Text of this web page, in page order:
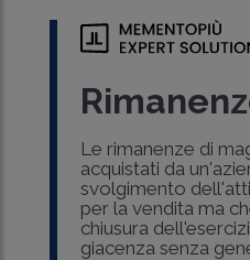
Le rimanenze di
acquistati da
svolgimento
per la vendita ma
chiusura
giacenza senza